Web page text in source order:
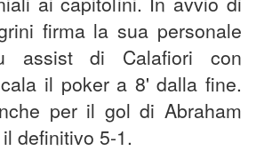
firma la sua personale
assist di Calafiori con
il poker a 8' dalla fine.
per il gol di Abraham
definitivo 5-1.